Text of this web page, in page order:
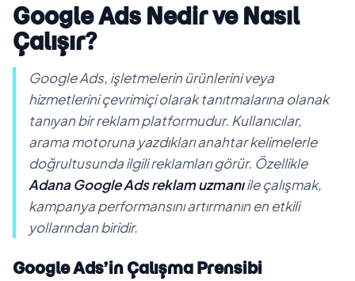
Google Ads Nedir ve Nasıl
Çalışır?
Google Ads, işletmelerin ürünlerini veya
hizmetlerini çevrimiçi olarak tanıtmalarına olanak
tanıyan bir reklam platformudur. Kullanıcılar,
arama motoruna yazdıkları anahtar kelimelerle
doğrultusunda ilgili reklamları görür. Özellikle
Adana Google Ads reklam uzmanıile çalışmak,
kampanya performansını artırmanın en etkili
yollarından biridir.
Google Ads’in Çalışma Prensibi